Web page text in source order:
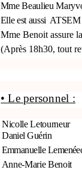
Mme Beaulieu
Elle est aussi
Mme Benoit assure
(Après 18h30, tout
•Le personnel :
Nicolle Letourneur
Daniel Guérin
Emmanuelle
Anne-Marie Benoit